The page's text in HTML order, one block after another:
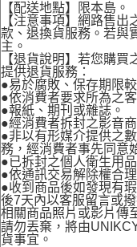
【配送地點】限本島。
【注意事項】網路售
款、退換貨服務。若與
主。
【退貨說明】若您購
提供退貨服務：
●易於腐敗、保存期限
●依消費者要求所為之
●報紙、期刊或雜誌。
●經消費者拆封之影音
●非以有形媒介提供之
務，經消費者事先同意
●已拆封之個人衛生用品
●依通訊交易解除權合
●收到商品後如發現有
後7天內以客服留言或
相關商品照片或影片傳
請勿丟棄，將由
貨事宜。